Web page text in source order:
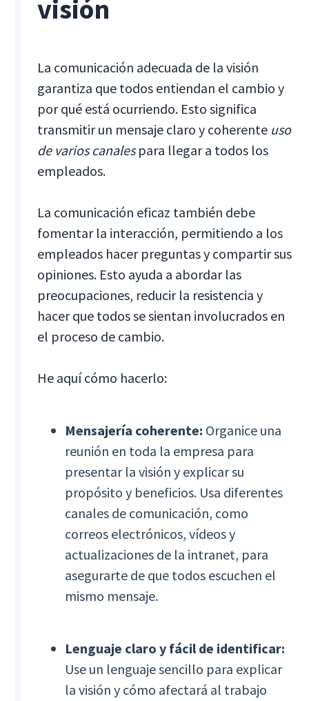
visión
La comunicación adecuada de la visión
garantiza que todos entiendan el cambio y
por qué está ocurriendo. Esto significa
transmitir un mensaje claro y coherente uso
de varios canalespara llegar a todos los
empleados.
La comunicación eficaz también debe
fomentar la interacción, permitiendo a los
empleados hacer preguntas y compartir sus
opiniones. Esto ayuda a abordar las
preocupaciones, reducir la resistencia y
hacer que todos se sientan involucrados en
el proceso de cambio.
He aquí cómo hacerlo:
Mensajería coherente: Organice una
reunión en toda la empresa para
presentar la visión y explicar su
propósito y beneficios. Usa diferentes
canales de comunicación, como
correos electrónicos, vídeos y
actualizaciones de la intranet, para
asegurarte de que todos escuchen el
mismo mensaje.
Lenguaje claro y fácil de identificar:
Use un lenguaje sencillo para explicar
la visión y cómo afectará al trabajo